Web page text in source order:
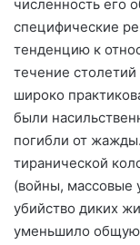
численность его
специфические
тенденцию к
течение столетий
широко
были
погибли от
тиранической
(войны, массовые
убийство диких
уменьшило общую